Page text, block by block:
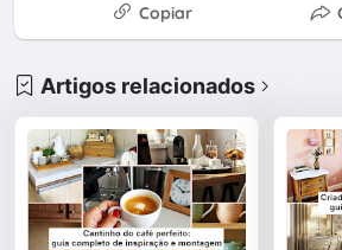
Copiar
Artigos relacionados